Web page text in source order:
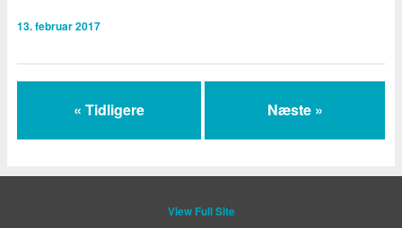
13. februar 2017
« Tidligere Næste »
View Full Site